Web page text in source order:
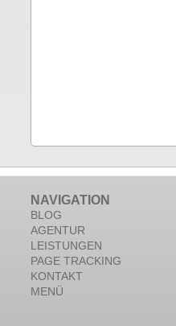
NAVIGATION
BLOG
AGENTUR
LEISTUNGEN
PAGE TRACKING
KONTAKT
MENÜ